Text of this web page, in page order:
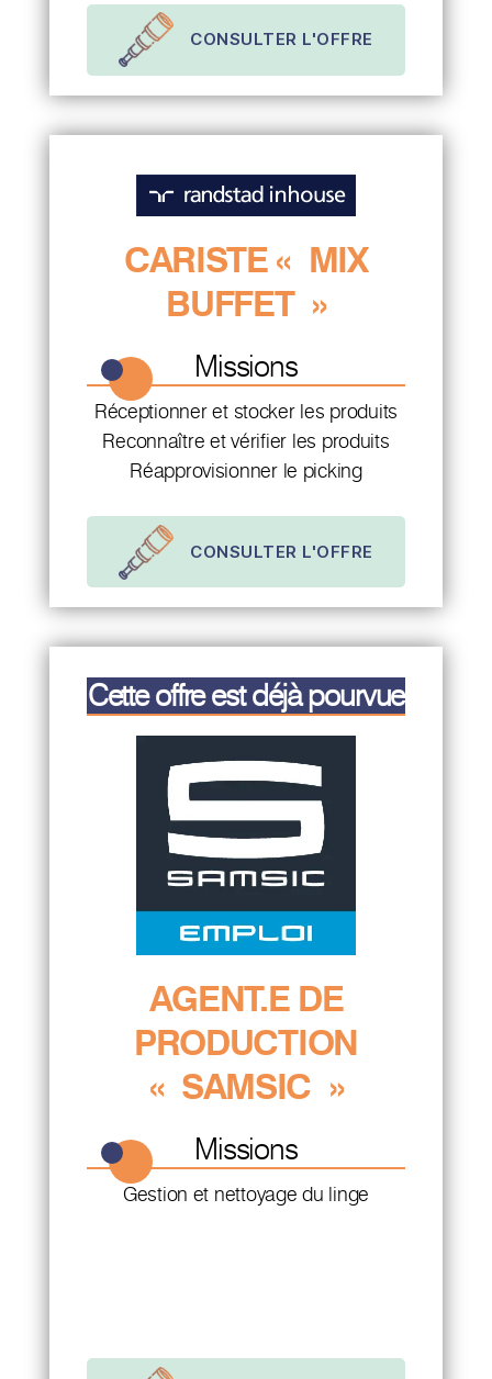
CONSULTER L'OFFRE
CARISTE « MIX
BUFFET »
Missions
Réceptionner et stocker les produits
Reconnaître et vérifier les produits
Réapprovisionner le picking
CONSULTER L'OFFRE
Cette offre est déjà pourvue
AGENT.E DE
PRODUCTION
« SAMSIC »
Missions
Gestion et nettoyage du linge